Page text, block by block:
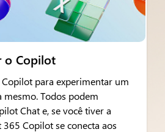
o Copilot
para experimentar um
Todos podem
Chat e, se você tiver a
Copilot se conecta aos